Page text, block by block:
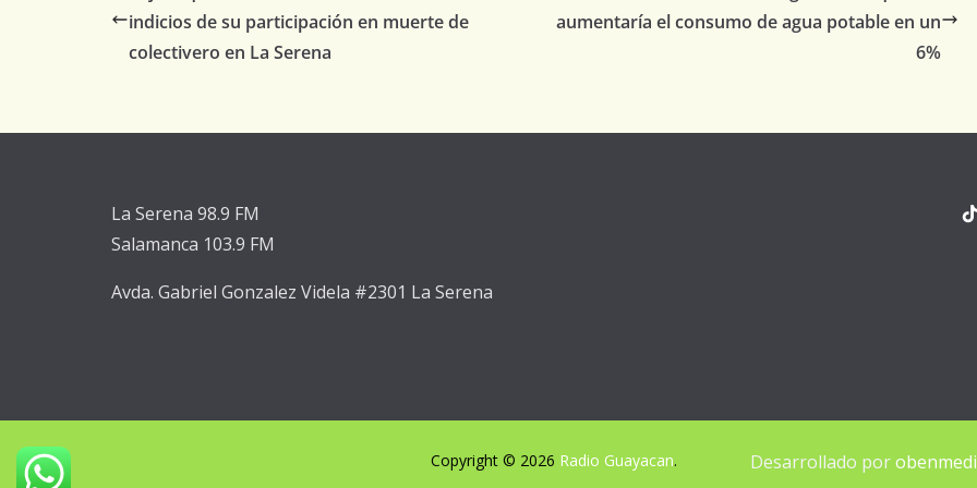
indicios de su participación en muerte de
colectivero en La Serena
aumentaría el consumo de agua potable en un
6%
La Serena 98.9 FM
Salamanca 103.9 FM
Avda. Gabriel Gonzalez Videla #2301 La Serena
Copyright © 2026 Radio Guayacan. Desarrollado por